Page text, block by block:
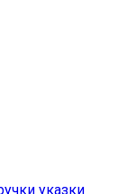
указки